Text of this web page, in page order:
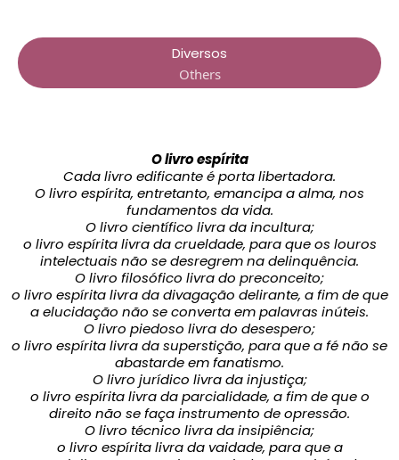
Diversos
Others
O livro espírita
Cada livro edificante é porta libertadora.
O livro espírita, entretanto, emancipa a alma, nos
fundamentos da vida.
O livro científico livra da incultura;
o livro espírita livra da crueldade, para que os louros
intelectuais não se desregrem na delinquência.
O livro filosófico livra do preconceito;
o livro espírita livra da divagação delirante, a fim de que
a elucidação não se converta em palavras inúteis.
O livro piedoso livra do desespero;
o livro espírita livra da superstição, para que a fé não se
abastarde em fanatismo.
O livro jurídico livra da injustiça;
o livro espírita livra da parcialidade, a fim de que o
direito não se faça instrumento de opressão.
O livro técnico livra da insipiência;
o livro espírita livra da vaidade, para que a